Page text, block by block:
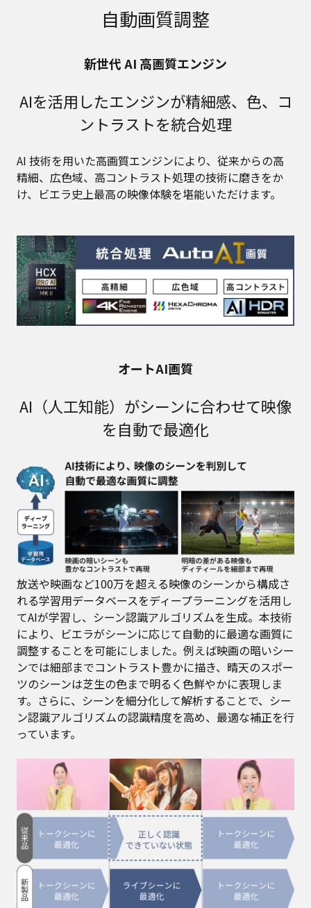
自動画質調整
新世代 AI 高画質エンジン
AIを活用したエンジンが精細感、色、コ
ントラストを統合処理
AI 技術を用いた高画質エンジンにより、従来からの高
精細、広色域、高コントラスト処理の技術に磨きをか
け、ビエラ史上最高の映像体験を堪能いただけます。
オートAI画質
AI（人工知能）がシーンに合わせて映像
を自動で最適化
放送や映画など100万を超える映像のシーンから構成さ
れる学習用データベースをディープラーニングを活用し
てAIが学習し、シーン認識アルゴリズムを生成。本技術
により、ビエラがシーンに応じて自動的に最適な画質に
調整することを可能にしました。例えば映画の暗いシー
ンでは細部までコントラスト豊かに描き、晴天のスポー
ツのシーンは芝生の色まで明るく色鮮やかに表現しま
す。さらに、シーンを細分化して解析することで、シー
ン認識アルゴリズムの認識精度を高め、最適な補正を行
っています。